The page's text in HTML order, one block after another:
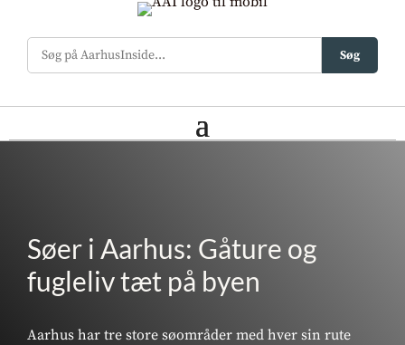
Søg
Søer i Aarhus: Gåture og
fugleliv tæt på byen
Aarhus har tre store søområder med hver sin rute